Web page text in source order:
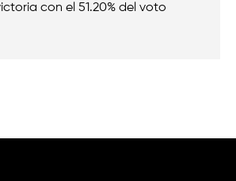
con el 51.20% del voto